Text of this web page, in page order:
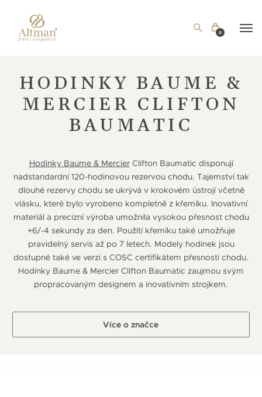
0
HODINKY BAUME &
MERCIER CLIFTON
BAUMATIC
Hodinky Baume & MercierClifton Baumatic disponují
nadstandardní 120-hodinovou rezervou chodu. Tajemství tak
dlouhé rezervy chodu se ukrývá v krokovém ústrojí včetně
vlásku, které bylo vyrobeno kompletně z křemíku. Inovativní
materiál a precizní výroba umožnila vysokou přesnost chodu
+6/-4 sekundy za den. Použití křemíku také umožňuje
pravidelný servis až po 7 letech. Modely hodinek jsou
dostupné také ve verzi s COSC certifikátem přesnosti chodu.
Hodinky Baume & Mercier Clifton Baumatic zaujmou svým
propracovaným designem a inovativním strojkem.
Více o značce